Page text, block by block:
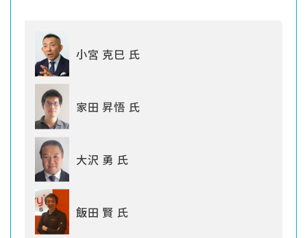
小宮 克巳 氏
家田 昇悟 氏
大沢 勇 氏
飯田 賢 氏